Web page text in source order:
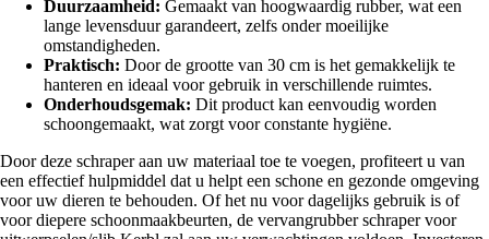
Duurzaamheid: Gemaakt van hoogwaardig rubber, wat een
lange levensduur garandeert, zelfs onder moeilijke
omstandigheden.
Praktisch: Door de grootte van 30 cm is het gemakkelijk te
hanteren en ideaal voor gebruik in verschillende ruimtes.
Onderhoudsgemak: Dit product kan eenvoudig worden
schoongemaakt, wat zorgt voor constante hygiëne.
Door deze schraper aan uw materiaal toe te voegen, profiteert u van
een effectief hulpmiddel dat u helpt een schone en gezonde omgeving
voor uw dieren te behouden. Of het nu voor dagelijks gebruik is of
voor diepere schoonmaakbeurten, de vervangrubber schraper voor